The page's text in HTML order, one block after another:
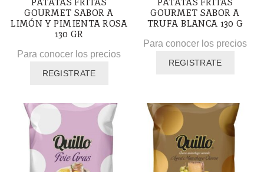
PATATAS FRITAS
GOURMET SABOR A
LIMÓN Y PIMIENTA ROSA
130 GR
Para conocer los precios
REGISTRATE
PATATAS FRITAS
GOURMET SABOR A
TRUFA BLANCA 130 G
Para conocer los precios
REGISTRATE